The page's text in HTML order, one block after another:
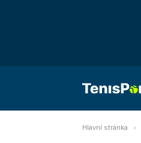
Hlavní stránka